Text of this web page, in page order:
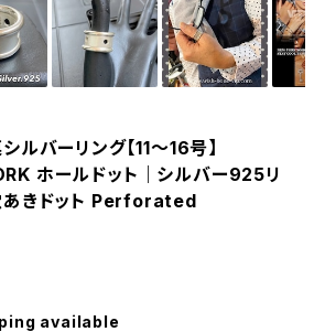
バーリング【11～16号】
ホールドット｜シルバー925リ
あきドット Perforated
available